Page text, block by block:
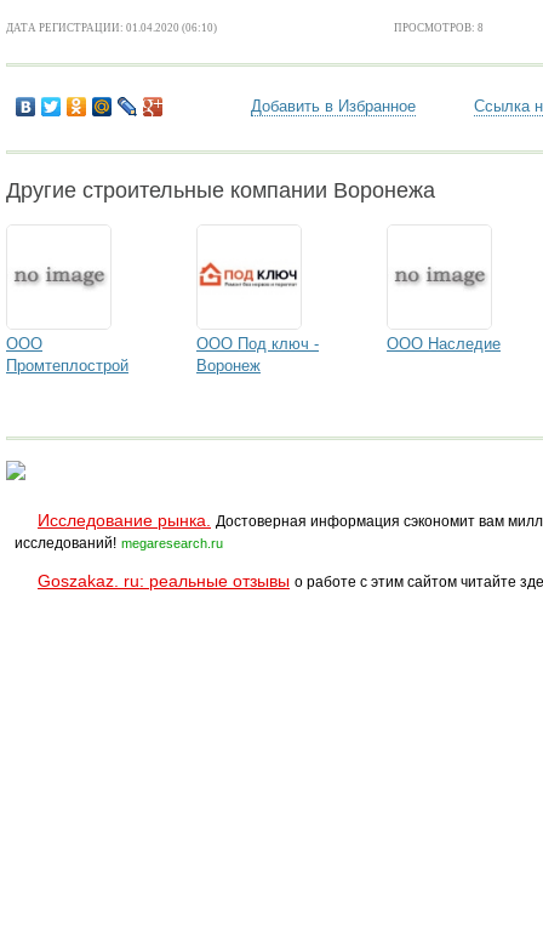
ДАТА РЕГИСТРАЦИИ: 01.04.2020 (06:10) ПРОСМОТРОВ: 8
Добавить в Избранное Ссылка
Другие строительные компании Воронежа
ООО
Промтеплострой
ООО Под ключ -
Воронеж
ООО Наследие
Исследование рынка.
Достоверная информация сэкономит вам
исследований! megaresearch.ru
Goszakaz. ru: реальные отзывы о работе с этим сайтом читайте